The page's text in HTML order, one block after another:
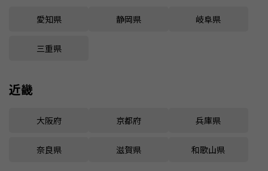
愛知県 静岡県 岐阜県
三重県
近畿
大阪府 京都府 兵庫県
奈良県 滋賀県 和歌山県